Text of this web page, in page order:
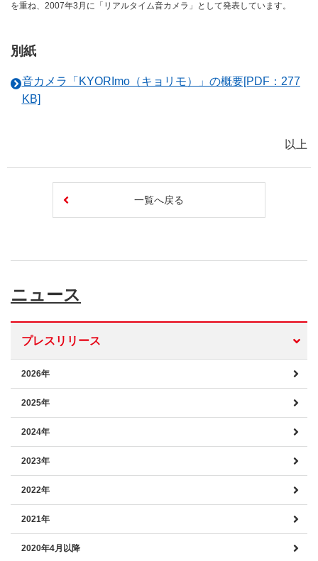
を重ね、2007年3月に「リアルタイム音カメラ」として発表しています。
別紙
音カメラ「KYORImo（キョリモ）」の概要[PDF：277
KB]
以上
一覧へ戻る
ニュース
プレスリリース
2026年
2025年
2024年
2023年
2022年
2021年
2020年4月以降